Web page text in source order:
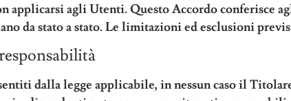
applicarsi agli Utenti. Questo Accordo
da stato a stato. Le limitazioni ed esclusioni
dalla legge applicabile, in nessun caso il